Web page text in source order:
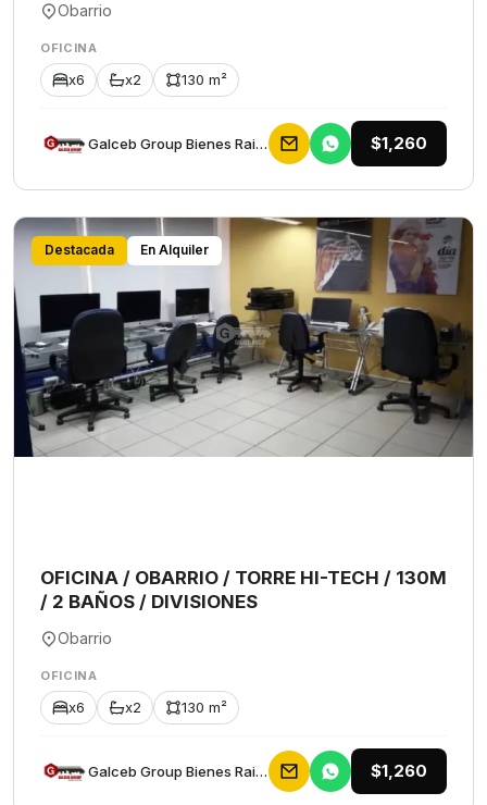
Obarrio
OFICINA
x6 x2 130 m²
Galceb Group Bienes Raices $1,260
Destacada En Alquiler
OFICINA / OBARRIO / TORRE HI-TECH / 130M
/ 2 BAÑOS / DIVISIONES
Obarrio
OFICINA
x6 x2 130 m²
Galceb Group Bienes Raices $1,260